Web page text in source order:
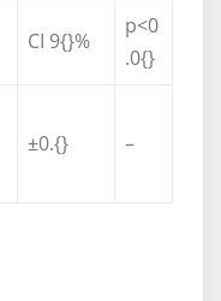
CI 9{}%
p<0
.0{}
±0.{} –